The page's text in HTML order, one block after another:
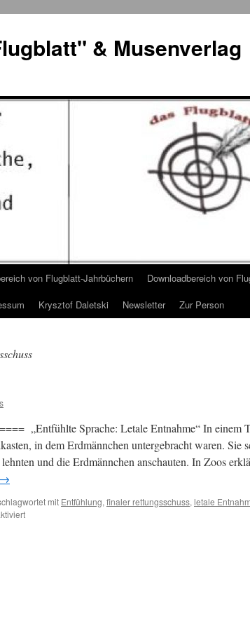
& Musenverlag
von Flugblatt-Jahrbüchern
Downloadbereich von
Krysztof Daletski Newsletter Zur Person
„Entfühlte Sprache: Letale Entnahme“ In einem
in dem Erdmännchen untergebracht waren. Sie
und die Erdmännchen anschauten. In Zoos
→
mit Entfühlung, finaler rettungsschuss, letale
für